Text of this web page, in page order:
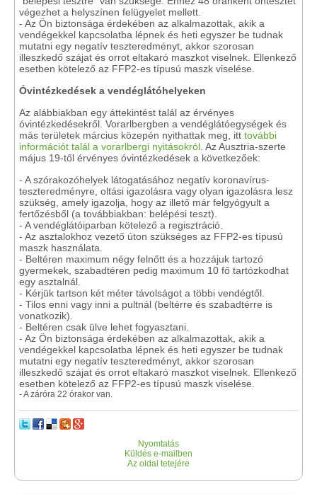
végezhet a helyszínen felügyelet mellett.
- Az Ön biztonsága érdekében az alkalmazottak, akik a
vendégekkel kapcsolatba lépnek és heti egyszer be tudnak
mutatni egy negatív teszteredményt, akkor szorosan
illeszkedő szájat és orrot eltakaró maszkot viselnek. Ellenkező
esetben kötelező az FFP2-es típusú maszk viselése.
Óvintézkedések a vendéglátóhelyeken
Az alábbiakban egy áttekintést talál az érvényes
óvintézkedésekről. Vorarlbergben a vendéglátóegységek és
más területek március közepén nyithattak meg, itt további
információt talál a vorarlbergi nyitásokról . Az Ausztria-szerte
május 19-től érvényes óvintézkedések a következőek:
- A szórakozóhelyek látogatásához negatív koronavírus-
teszteredményre, oltási igazolásra vagy olyan igazolásra lesz
szükség, amely igazolja, hogy az illető már felgyógyult a
fertőzésből (a továbbiakban: belépési teszt).
- A vendéglátóiparban kötelező a regisztráció.
- Az asztalokhoz vezető úton szükséges az FFP2-es típusú
maszk használata.
- Beltéren maximum négy felnőtt és a hozzájuk tartozó
gyermekek, szabadtéren pedig maximum 10 fő tartózkodhat
egy asztalnál.
- Kérjük tartson két méter távolságot a többi vendégtől.
- Tilos enni vagy inni a pultnál (beltérre és szabadtérre is
vonatkozik).
- Beltéren csak ülve lehet fogyasztani.
- Az Ön biztonsága érdekében az alkalmazottak, akik a
vendégekkel kapcsolatba lépnek és heti egyszer be tudnak
mutatni egy negatív teszteredményt, akkor szorosan
illeszkedő szájat és orrot eltakaró maszkot viselnek. Ellenkező
esetben kötelező az FFP2-es típusú maszk viselése.
- A záróra 22 órakor van.
Nyomtatás
Küldés e-mailben
Az oldal tetejére